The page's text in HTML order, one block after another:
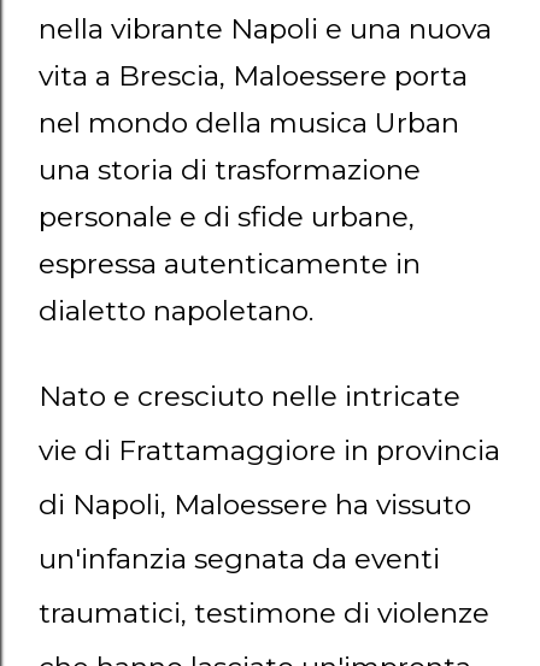
nella vibrante Napoli e una nuova
vita a Brescia, Maloessere porta
nel mondo della musica Urban
una storia di trasformazione
personale e di sfide urbane,
espressa autenticamente in
dialetto napoletano.
Nato e cresciuto nelle intricate
vie di Frattamaggiore in provincia
di Napoli, Maloessere ha vissuto
un'infanzia segnata da eventi
traumatici, testimone di violenze